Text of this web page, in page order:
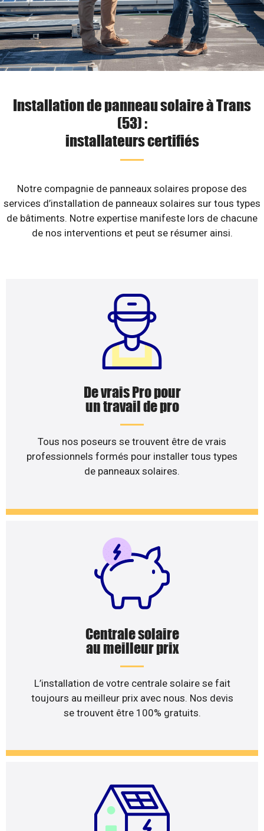
Installation de panneau solaire à Trans
(53) :
installateurs certifiés
Notre compagnie de panneaux solaires propose des
services d’installation de panneaux solaires sur tous types
de bâtiments. Notre expertise manifeste lors de chacune
de nos interventions et peut se résumer ainsi.
De vrais Pro pour
un travail de pro
Tous nos poseurs se trouvent être de vrais
professionnels formés pour installer tous types
de panneaux solaires.
Centrale solaire
au meilleur prix
L’installation de votre centrale solaire se fait
toujours au meilleur prix avec nous. Nos devis
se trouvent être 100% gratuits.